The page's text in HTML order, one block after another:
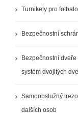
Turnikety pro
Bezpečnostní
Bezpečnostní
systém dvojitých
Samoobslužný
dalších osob